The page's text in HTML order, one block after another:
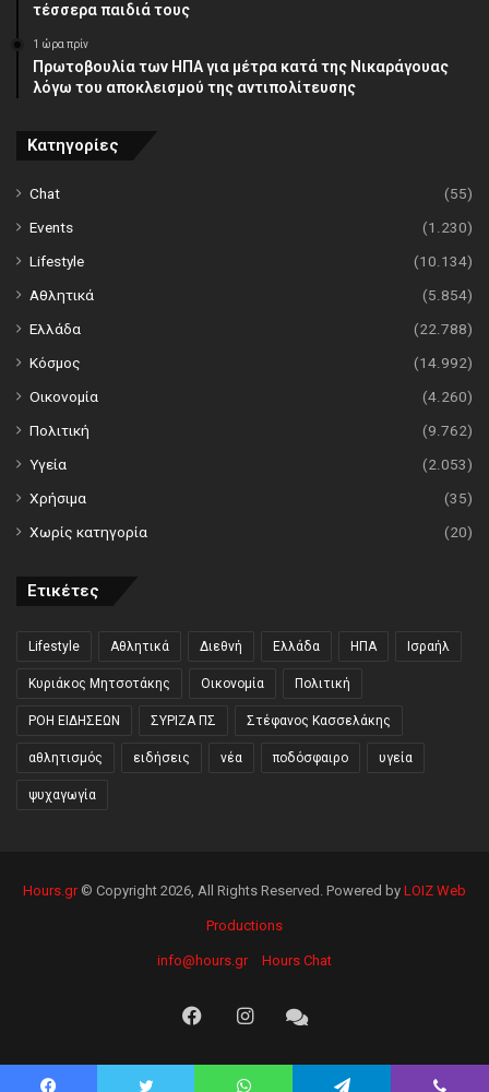
τέσσερα παιδιά τους
1 ώρα πρίν
Πρωτοβουλία των ΗΠΑ για μέτρα κατά της Νικαράγουας
λόγω του αποκλεισμού της αντιπολίτευσης
Κατηγορίες
Chat
(55)
Events
(1.230)
Lifestyle
(10.134)
Αθλητικά
(5.854)
Ελλάδα
(22.788)
Κόσμος
(14.992)
Οικονομία
(4.260)
Πολιτική
(9.762)
Υγεία
(2.053)
Χρήσιμα
(35)
Χωρίς κατηγορία
(20)
Ετικέτες
Lifestyle Αθλητικά Διεθνή Ελλάδα ΗΠΑ Ισραήλ
Κυριάκος Μητσοτάκης Οικονομία Πολιτική
ΡΟΗ ΕΙΔΗΣΕΩΝ ΣΥΡΙΖΑ ΠΣ Στέφανος Κασσελάκης
αθλητισμός ειδήσεις νέα ποδόσφαιρο υγεία
ψυχαγωγία
Hours.gr© Copyright 2026, All Rights Reserved. Powered by LOIZ Web
Productions
info@hours.gr Hours Chat
FacebookInstagramHours
Chat